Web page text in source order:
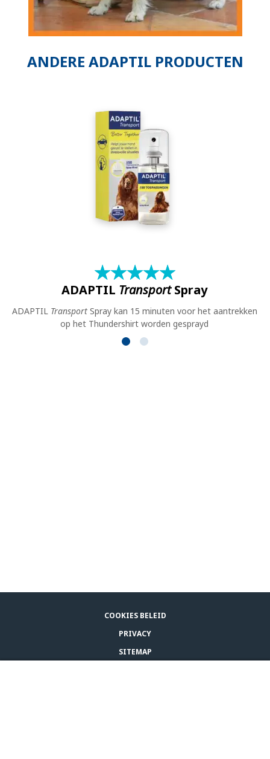
ANDERE ADAPTIL PRODUCTEN
★★★★★
☆☆☆☆☆
ADAPTIL TransportSpray
ADAPTIL TransportSpray kan 15 minuten voor het aantrekken
op het Thundershirt worden gesprayd
COOKIES BELEID
PRIVACY
SITEMAP